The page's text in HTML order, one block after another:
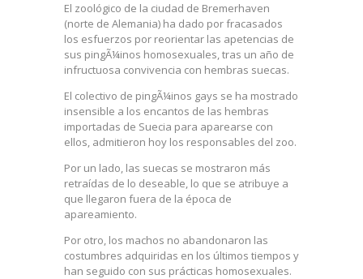
El zoológico de la ciudad de Bremerhaven
(norte de Alemania) ha dado por fracasados
los esfuerzos por reorientar las apetencias de
sus pingÃ¼inos homosexuales, tras un año de
infructuosa convivencia con hembras suecas.
El colectivo de pingÃ¼inos gays se ha mostrado
insensible a los encantos de las hembras
importadas de Suecia para aparearse con
ellos, admitieron hoy los responsables del zoo.
Por un lado, las suecas se mostraron más
retraídas de lo deseable, lo que se atribuye a
que llegaron fuera de la época de
apareamiento.
Por otro, los machos no abandonaron las
costumbres adquiridas en los últimos tiempos y
han seguido con sus prácticas homosexuales.